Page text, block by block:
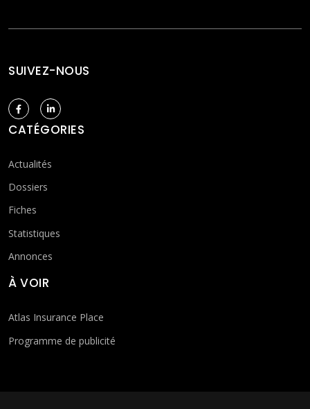
SUIVEZ-NOUS
CATÉGORIES
Actualités
Dossiers
Fiches
Statistiques
Annonces
À VOIR
Atlas Insurance Place
Programme de publicité